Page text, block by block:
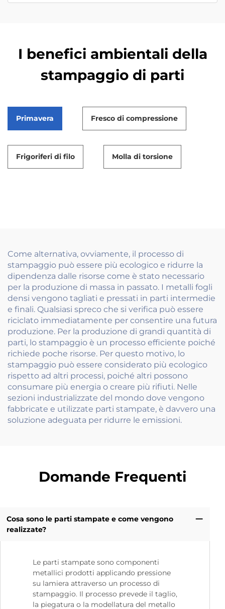
I benefici ambientali della
stampaggio di parti
Primavera Fresco di compressione
Frigoriferi di filo Molla di torsione
Come alternativa, ovviamente, il processo di
stampaggio può essere più ecologico e ridurre la
dipendenza dalle risorse come è stato necessario
per la produzione di massa in passato. I metalli fogli
densi vengono tagliati e pressati in parti intermedie
e finali. Qualsiasi spreco che si verifica può essere
riciclato immediatamente per consentire una futura
produzione. Per la produzione di grandi quantità di
parti, lo stampaggio è un processo efficiente poiché
richiede poche risorse. Per questo motivo, lo
stampaggio può essere considerato più ecologico
rispetto ad altri processi, poiché altri possono
consumare più energia o creare più rifiuti. Nelle
sezioni industrializzate del mondo dove vengono
fabbricate e utilizzate parti stampate, è davvero una
soluzione adeguata per ridurre le emissioni.
Domande Frequenti
Cosa sono le parti stampate e come vengono
realizzate?
Le parti stampate sono componenti
metallici prodotti applicando pressione
su lamiera attraverso un processo di
stampaggio. Il processo prevede il taglio,
la piegatura o la modellatura del metallo